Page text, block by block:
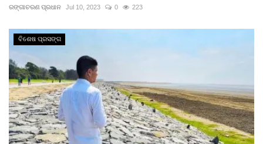
ରଙ୍ଗାଚରଣ ପ୍ରଧାନ Jul 10, 2023 0 223
ବିଶେଷ ପ୍ରସଙ୍ଗ